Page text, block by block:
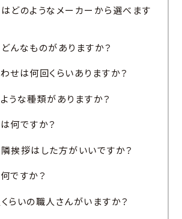
どのようなメーカーから選べます
んなものがありますか？
せは何回くらいありますか？
うな種類がありますか？
何ですか？
挨拶はした方がいいですか？
ですか？
らいの職人さんがいますか？